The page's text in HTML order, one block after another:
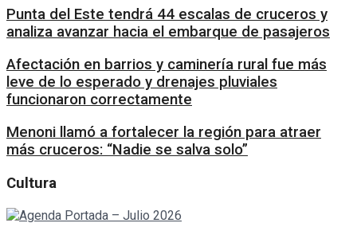
Punta del Este tendrá 44 escalas de cruceros y
analiza avanzar hacia el embarque de pasajeros
Afectación en barrios y caminería rural fue más
leve de lo esperado y drenajes pluviales
funcionaron correctamente
Menoni llamó a fortalecer la región para atraer
más cruceros: “Nadie se salva solo”
Cultura